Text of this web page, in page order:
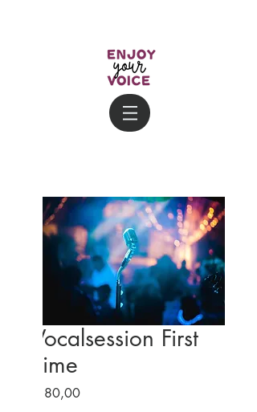
Vocalsession First
Time
€ 80,00Preis